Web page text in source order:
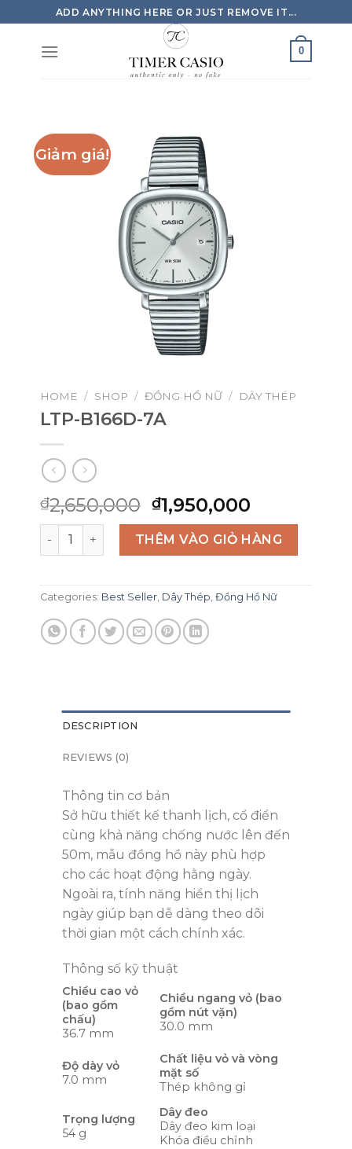
to
content
ADD ANYTHING HERE OR JUST REMOVE IT...
0
Giảm giá!
HOME / SHOP / ĐỒNG HỒ NỮ / DÂY THÉP
LTP-B166D-7A
₫2,650,000 Original
price
was:
₫2,650,000.
₫1,950,000
price
is:
LTP-B166D-7A quantityTHÊM VÀO GIỎ HÀNG
Categories: Best Seller, Dây Thép Đồng Hồ Nữ
DESCRIPTION
REVIEWS (0)
Thông tin cơ bản
Sở hữu thiết kế thanh lịch, cổ điển
cùng khả năng chống nước lên đến
50m, mẫu đồng hồ này phù hợp
cho các hoạt động hằng ngày.
Ngoài ra, tính năng hiển thị lịch
ngày giúp bạn dễ dàng theo dõi
thời gian một cách chính xác.
Thông số kỹ thuật
Chiều cao vỏ
(bao gồm
chấu)
36.7 mm
Chiều ngang vỏ (bao
gồm nút vặn)
30.0 mm
Độ dày vỏ
7.0 mm
Chất liệu vỏ và vòng
mặt số
Thép không gỉ
Trọng lượng
54 g
Dây đeo
Dây đeo kim loại
Khóa điều chỉnh